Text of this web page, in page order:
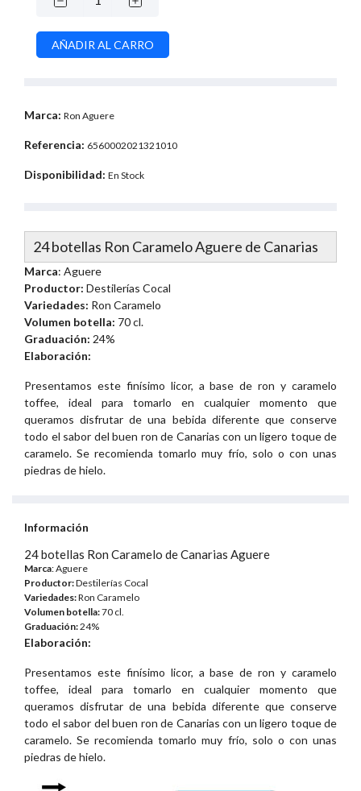
Marca: Ron Aguere
Referencia: 6560002021321010
Disponibilidad: En Stock
24 botellas Ron Caramelo Aguere de Canarias
Marca: Aguere
Productor: Destilerías Cocal
Variedades: Ron Caramelo
Volumen botella: 70 cl.
Graduación: 24%
Elaboración:
Presentamos este finísimo licor, a base de ron y caramelo
toffee, ideal para tomarlo en cualquier momento que
queramos disfrutar de una bebida diferente que conserve
todo el sabor del buen ron de Canarias con un ligero toque de
caramelo. Se recomienda tomarlo muy frío, solo o con unas
piedras de hielo.
Información
24 botellas Ron Caramelo de Canarias Aguere
Marca: Aguere
Productor:Destilerías Cocal
Variedades:Ron Caramelo
Volumen botella:70 cl.
Graduación:24%
Elaboración:
Presentamos este finísimo licor, a base de ron y caramelo
toffee, ideal para tomarlo en cualquier momento que
queramos disfrutar de una bebida diferente que conserve
todo el sabor del buen ron de Canarias con un ligero toque de
caramelo. Se recomienda tomarlo muy frío, solo o con unas
piedras de hielo.